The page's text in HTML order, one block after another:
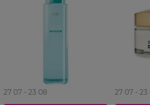
27 07 - 23 08 27 07 - 23